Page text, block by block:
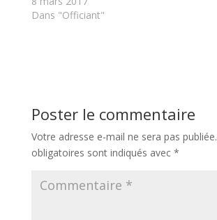
Dans "Officiant"
Poster le commentaire
Votre adresse e-mail ne sera pas publiée.
obligatoires sont indiqués avec *